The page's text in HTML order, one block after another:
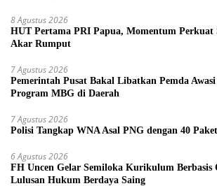
8 Agustus 2026
HUT Pertama PRI Papua, Momentum
Akar Rumput
7 Agustus 2026
Pemerintah Pusat Bakal Libatkan Pemda
Program MBG di Daerah
7 Agustus 2026
Polisi Tangkap WNA Asal PNG dengan 40
6 Agustus 2026
FH Uncen Gelar Semiloka Kurikulum Berbasis
Lulusan Hukum Berdaya Saing